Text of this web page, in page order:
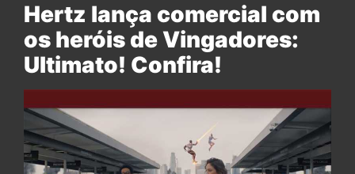
Hertz lança comercial com
os heróis de Vingadores:
Ultimato! Confira!